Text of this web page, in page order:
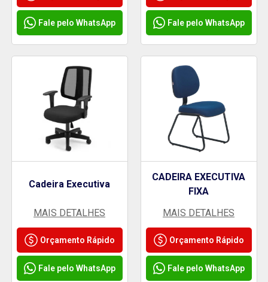
Fale pelo WhatsApp Fale pelo WhatsApp
Cadeira Executiva
MAIS DETALHES
Orçamento Rápido
Fale pelo WhatsApp
CADEIRA EXECUTIVA
FIXA
MAIS DETALHES
Orçamento Rápido
Fale pelo WhatsApp